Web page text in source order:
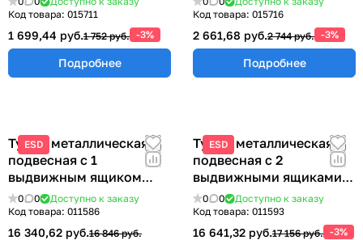
Код товара: 015711
1 699,44 руб.1 752 руб. -3%
Подробнее
Код товара: 015716
2 661,68 руб.2 744 руб. -3%
Подробнее
ESD
Тумба металлическая
подвесная с 1
выдвижным ящиком
ТПМ-1
0 0
Доступно к заказу
Код товара: 011586
16 340,62 руб.16 846 руб.
ESD
Тумба металлическая
подвесная с 2
выдвижными ящиками
233х580х490 мм ТПМ-2
0 0
Доступно к заказу
Код товара: 011593
16 641,32 руб.17 156 руб. -3%